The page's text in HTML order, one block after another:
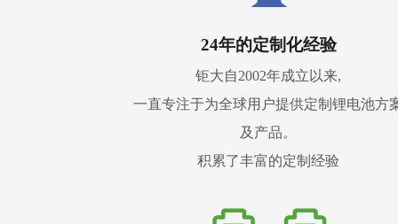
24年的定制化经验
钜大自2002年成立以来,
一直专注于为全球用户提供定制锂电池方
及产品。
积累了丰富的定制经验